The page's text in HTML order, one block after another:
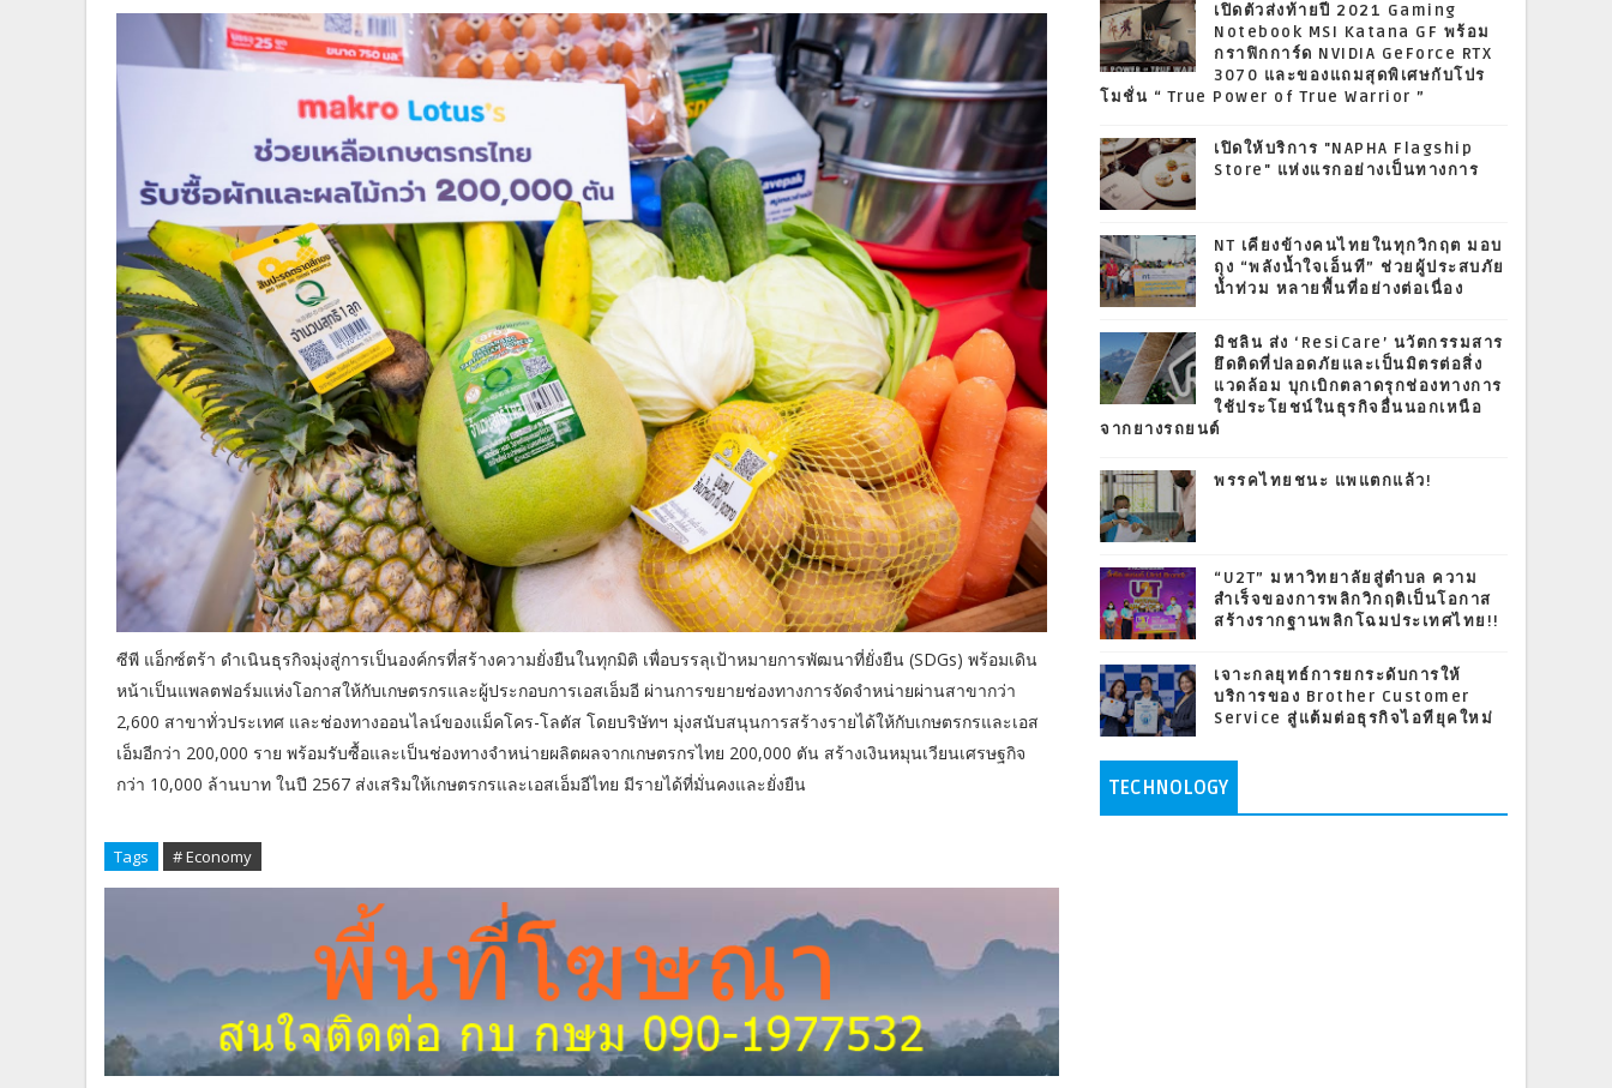
ซีพี แอ็กซ์ตร้า ดำเนินธุรกิจมุ่งสู่การเป็นองค์กรที่สร้างความยั่งยืนในทุกมิติ เพื่อบรรลุเป้าหมายการพัฒนาที่ยั่งยืน (SDGs) พร้อมเดิน
หน้าเป็นแพลตฟอร์มแห่งโอกาสให้กับเกษตรกรและผู้ประกอบการเอสเอ็มอี ผ่านการขยายช่องทางการจัดจำหน่ายผ่านสาขากว่า
2,600 สาขาทั่วประเทศ และช่องทางออนไลน์ของแม็คโคร-โลตัส โดยบริษัทฯ มุ่งสนับสนุนการสร้างรายได้ให้กับเกษตรกรและเอส
เอ็มอีกว่า 200,000 ราย พร้อมรับซื้อและเป็นช่องทางจำหน่ายผลิตผลจากเกษตรกรไทย 200,000 ตัน สร้างเงินหมุนเวียนเศรษฐกิจ
กว่า 10,000 ล้านบาท ในปี 2567 ส่งเสริมให้เกษตรกรและเอสเอ็มอีไทย มีรายได้ที่มั่นคงและยั่งยืน
Tags # Economy
เปิดตัวส่งท้ายปี 2021 Gaming
Notebook MSI Katana GF พร้อม
กราฟิกการ์ด NVIDIA GeForce RTX
3070 และของแถมสุดพิเศษกับโปร
โมชั่น “ True Power of True Warrior ”
เปิดให้บริการ "NAPHA Flagship
Store" แห่งแรกอย่างเป็นทางการ
NT เคียงข้างคนไทยในทุกวิกฤต มอบ
ถุง “พลังน้ำใจเอ็นที” ช่วยผู้ประสบภัย
น้ำท่วม หลายพื้นที่อย่างต่อเนื่อง
มิชลิน ส่ง ‘ResiCare’ นวัตกรรมสาร
ยึดติดที่ปลอดภัยและเป็นมิตรต่อสิ่ง
แวดล้อม บุกเบิกตลาดรุกช่องทางการ
ใช้ประโยชน์ในธุรกิจอื่นนอกเหนือ
จากยางรถยนต์
พรรคไทยชนะ แพแตกแล้ว!
“U2T” มหาวิทยาลัยสู่ตำบล ความ
สำเร็จของการพลิกวิกฤติเป็นโอกาส
สร้างรากฐานพลิกโฉมประเทศไทย!!
เจาะกลยุทธ์การยกระดับการให้
บริการของ Brother Customer
Service สู่แต้มต่อธุรกิจไอทียุคใหม่
TECHNOLOGY